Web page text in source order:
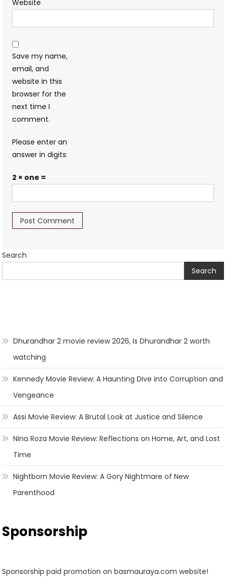
Website
Save my name,
email, and
website in this
browser for the
next time I
comment.
Please enter an
answer in digits:
2 × one =
Search
Search
Dhurandhar 2 movie review 2026, Is Dhurandhar 2 worth
watching
Kennedy Movie Review: A Haunting Dive into Corruption and
Vengeance
Assi Movie Review: A Brutal Look at Justice and Silence
Nina Roza Movie Review: Reflections on Home, Art, and Lost
Time
Nightborn Movie Review: A Gory Nightmare of New
Parenthood
Sponsorship
Sponsorship paid promotion on basmauraya.com website!